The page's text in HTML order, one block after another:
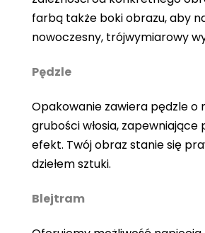
farbą także boki obrazu, aby
nowoczesny, trójwymiarowy
Pędzle
Opakowanie zawiera pędzle o
grubości włosia,
efekt. Twój obraz stanie się
dziełem sztuki.
Blejtram